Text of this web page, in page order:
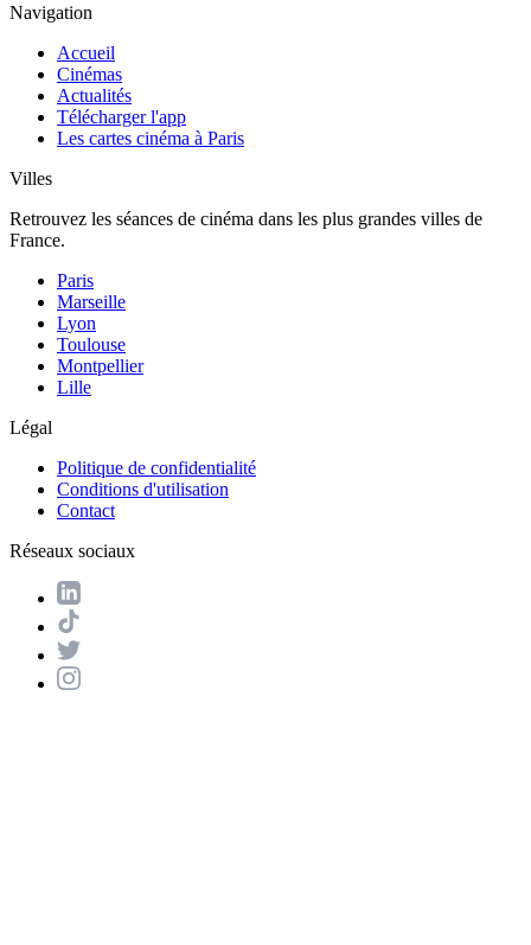
Navigation
Accueil
Cinémas
Actualités
Télécharger l'app
Les cartes cinéma à Paris
Villes
Retrouvez les séances de cinéma dans les plus grandes villes de
France.
Paris
Marseille
Lyon
Toulouse
Montpellier
Lille
Légal
Politique de confidentialité
Conditions d'utilisation
Contact
Réseaux sociaux